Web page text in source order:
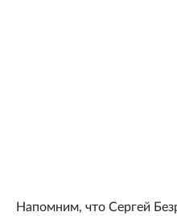
Напомним, что Сергей